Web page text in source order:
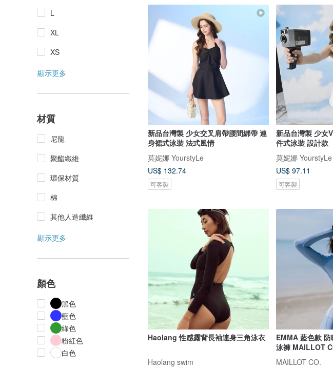
L
XL
XS
顯示更多
材質
尼龍
聚酯纖維
環保材質
棉
其他人造纖維
顯示更多
顏色
黑色
藍色
綠色
粉紅色
白色
新品台灣製 少女交叉肩帶腰間綁帶 連
身裙式泳裝 法式風情
莫妮娜 YourstyLe
US$ 132.74
可客製
新品台灣製 少女
件式泳裝 設計款
莫妮娜 YourstyLe
US$ 97.11
可客製
Haolang 性感露背長袖連身三角泳衣
Haolang swim
EMMA 藍色款
泳褲 MAILLOT
MAILLOT CO.